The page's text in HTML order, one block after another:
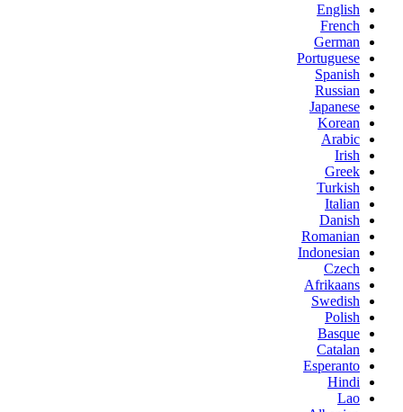
English
French
German
Portuguese
Spanish
Russian
Japanese
Korean
Arabic
Irish
Greek
Turkish
Italian
Danish
Romanian
Indonesian
Czech
Afrikaans
Swedish
Polish
Basque
Catalan
Esperanto
Hindi
Lao